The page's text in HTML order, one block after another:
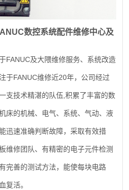
数控系统配件维修中心及
FANUC及大隈维修服务、系统改造
于FANUC维修近20年，公司经过
支技术精湛的队伍 ,积累了丰富的数
床的机械、电气、系统、气动、液
迅速准确判断故障，采取有效措
维修团队、有精密的电子元件检测
完善的测试方法，能使每块电路
复活。